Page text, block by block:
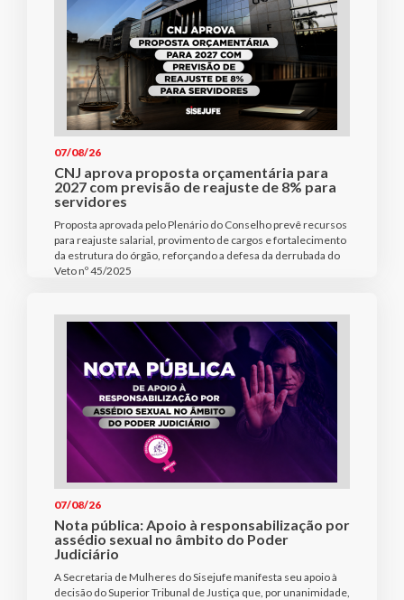
07/08/26
CNJ aprova proposta orçamentária para
2027 com previsão de reajuste de 8% para
servidores
Proposta aprovada pelo Plenário do Conselho prevê recursos
para reajuste salarial, provimento de cargos e fortalecimento
da estrutura do órgão, reforçando a defesa da derrubada do
Veto nº 45/2025
07/08/26
Nota pública: Apoio à responsabilização por
assédio sexual no âmbito do Poder
Judiciário
A Secretaria de Mulheres do Sisejufe manifesta seu apoio à
decisão do Superior Tribunal de Justiça que, por unanimidade,